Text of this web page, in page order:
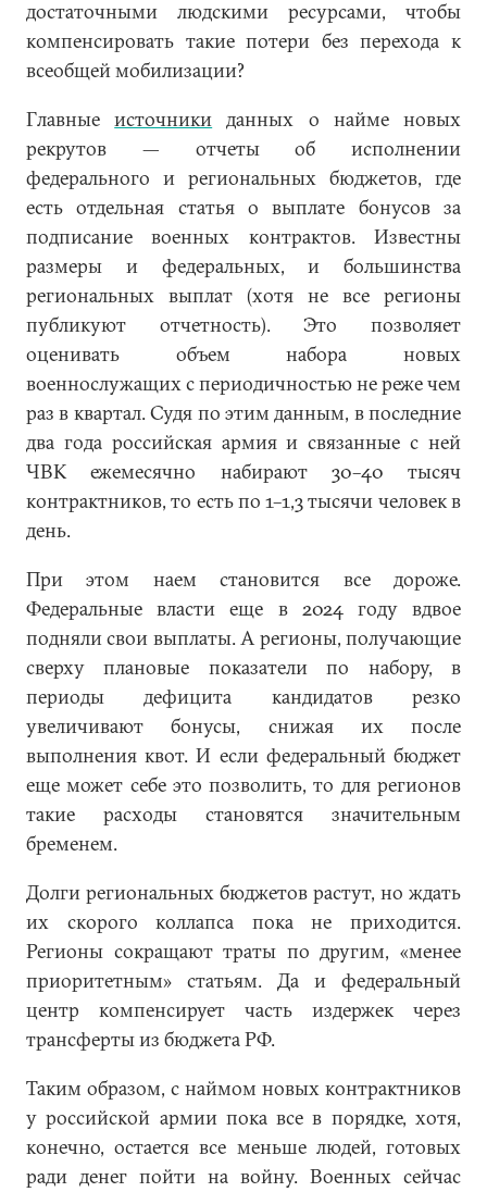
достаточными людскими ресурсами, чтобы
компенсировать такие потери без перехода к
всеобщей мобилизации?
Главныеисточники данных о найме новых
рекрутов — отчеты об исполнении
федерального и региональных бюджетов, где
есть отдельная статья о выплате бонусов за
подписание военных контрактов. Известны
размеры и федеральных, и большинства
региональных выплат (хотя не все регионы
публикуют отчетность). Это позволяет
оценивать объем набора новых
военнослужащих с периодичностью не реже чем
раз в квартал. Судя по этим данным, в последние
два года российская армия и связанные с ней
ЧВК ежемесячно набирают 30–40 тысяч
контрактников, то есть по 1–1,3 тысячи человек в
день.
При этом наем становится все дороже.
Федеральные власти еще в 2024 году вдвое
подняли свои выплаты. А регионы, получающие
сверху плановые показатели по набору, в
периоды дефицита кандидатов резко
увеличивают бонусы, снижая их после
выполнения квот. И если федеральный бюджет
еще может себе это позволить, то для регионов
такие расходы становятся значительным
бременем.
Долги региональных бюджетов растут, но ждать
их скорого коллапса пока не приходится.
Регионы сокращают траты по другим, «менее
приоритетным» статьям. Да и федеральный
центр компенсирует часть издержек через
трансферты из бюджета РФ.
Таким образом, с наймом новых контрактников
у российской армии пока все в порядке, хотя,
конечно, остается все меньше людей, готовых
ради денег пойти на войну. Военных сейчас